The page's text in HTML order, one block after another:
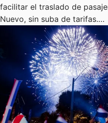
facilitar el traslado de
Nuevo, sin suba de tarifas.…